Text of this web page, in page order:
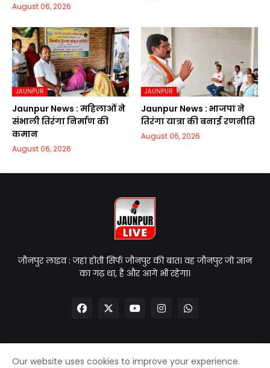
August 06, 2026
JAUNPUR
Jaunpur News : महिलाओं ने
संभाली तिरंगा निर्माण की
कमान
August 06, 2026
JAUNPUR
Jaunpur News : भाजपा ने
तिरंगा यात्रा की बनाई रणनीति
August 06, 2026
जौनपुर लाइव : जहां होती सिर्फ जौनपुर की बात। वह जौनपुर जो ज्ञान
का गढ़ था, है और आगे भी रहेगा।
Our website uses cookies to improve your experience.